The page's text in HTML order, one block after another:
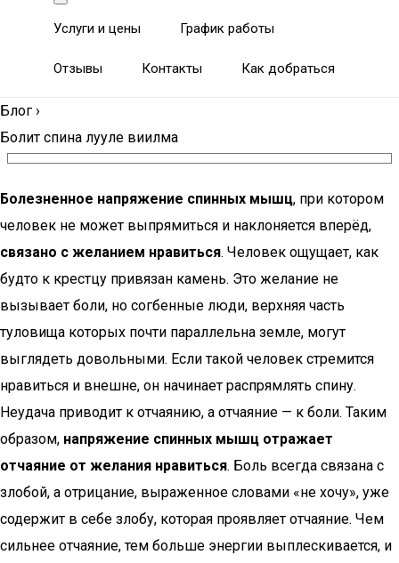
Услуги и цены График работы
Отзывы Контакты Как добраться
Блог ›
Болит спина лууле виилма
Болезненное напряжение спинных мышц, при котором
человек не может выпрямиться и наклоняется вперёд,
связано с желанием нравиться. Человек ощущает, как
будто к крестцу привязан камень. Это желание не
вызывает боли, но согбенные люди, верхняя часть
туловища которых почти параллельна земле, могут
выглядеть довольными. Если такой человек стремится
нравиться и внешне, он начинает распрямлять спину.
Неудача приводит к отчаянию, а отчаяние — к боли. Таким
образом, напряжение спинных мышц отражает
отчаяние от желания нравиться. Боль всегда связана с
злобой, а отрицание, выраженное словами «не хочу», уже
содержит в себе злобу, которая проявляет отчаяние. Чем
сильнее отчаяние, тем больше энергии выплескивается, и